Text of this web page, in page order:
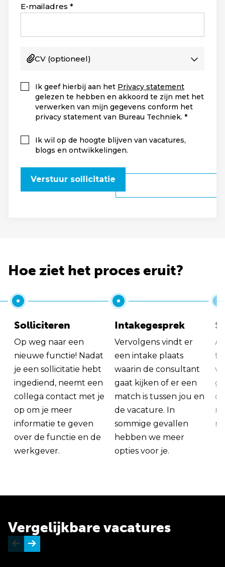
+1
E-mailadres
CV (optioneel)
Ik geef hierbij aan het Privacy statement
gelezen te hebben en akkoord te zijn met het
verwerken van mijn gegevens conform het
privacy statement van Bureau Techniek.
Ik wil op de hoogte blijven van vacatures,
blogs en ontwikkelingen.
Verstuur sollicitatie
Hoe ziet het proces eruit?
Solliciteren
Op weg naar een
nieuwe functie! Nadat
je een sollicitatie hebt
ingediend, neemt een
collega contact met je
op om je meer
informatie te geven
over de functie en de
werkgever.
Intakegesprek
Vervolgens vindt er
een intake plaats
waarin de consultant
gaat kijken of er een
match is tussen jou en
de vacature. In
sommige gevallen
hebben we meer
opties voor je.
Vergelijkbare vacatures